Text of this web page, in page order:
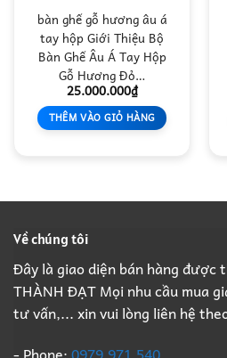
bàn ghế gỗ hương âu á
tay hộp Giới Thiệu Bộ
Bàn Ghế Âu Á Tay Hộp
Gỗ Hương Đỏ…
25.000.000₫
THÊM VÀO GIỎ HÀNG
Về chúng tôi
Đây là giao diện bán hàng được
THÀNH ĐẠT Mọi nhu cầu mua
tư vấn,... xin vui lòng liên hệ
- Phone:0979.971.540